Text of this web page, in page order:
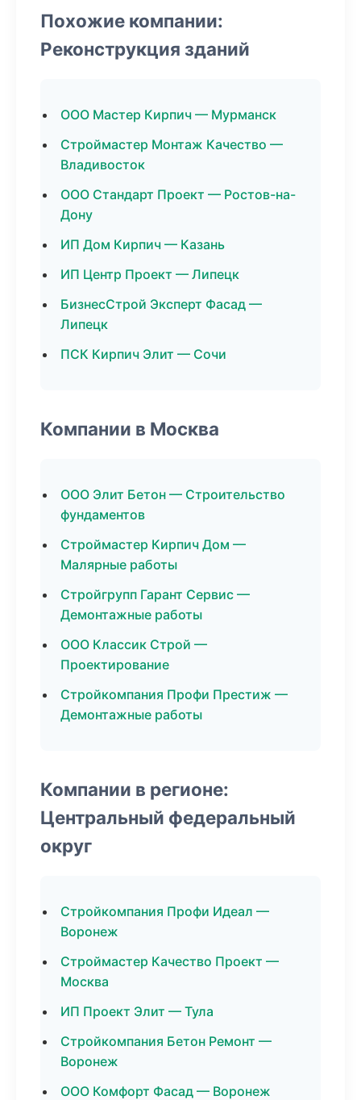
Похожие компании:
Реконструкция зданий
ООО Мастер Кирпич — Мурманск
Строймастер Монтаж Качество —
Владивосток
ООО Стандарт Проект — Ростов-на-
Дону
ИП Дом Кирпич — Казань
ИП Центр Проект — Липецк
БизнесСтрой Эксперт Фасад —
Липецк
ПСК Кирпич Элит — Сочи
Компании в Москва
ООО Элит Бетон — Строительство
фундаментов
Строймастер Кирпич Дом —
Малярные работы
Стройгрупп Гарант Сервис —
Демонтажные работы
ООО Классик Строй —
Проектирование
Стройкомпания Профи Престиж —
Демонтажные работы
Компании в регионе:
Центральный федеральный
округ
Стройкомпания Профи Идеал —
Воронеж
Строймастер Качество Проект —
Москва
ИП Проект Элит — Тула
Стройкомпания Бетон Ремонт —
Воронеж
ООО Комфорт Фасад — Воронеж